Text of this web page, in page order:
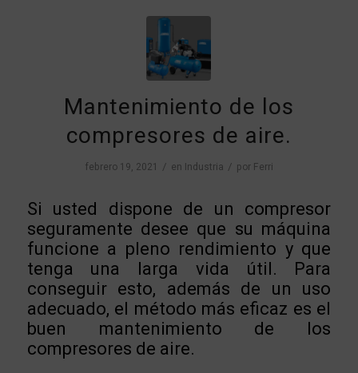
Mantenimiento de los
compresores de aire.
febrero 19, 2021 / en Industria / por Ferri
Si usted dispone de un compresor
seguramente desee que su máquina
funcione a pleno rendimiento y que
tenga una larga vida útil. Para
conseguir esto, además de un uso
adecuado, el método más eficaz es el
buen mantenimiento de los
compresores de aire.